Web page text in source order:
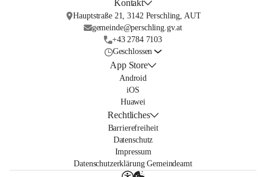
Kontakt
Hauptstraße 21, 3142 Perschling, AUT
gemeinde@perschling.gv.at
+43 2784 7103
Geschlossen
App Store
Android
iOS
Huawei
Rechtliches
Barrierefreiheit
Datenschutz
Impressum
Datenschutzerklärung Gemeindeamt